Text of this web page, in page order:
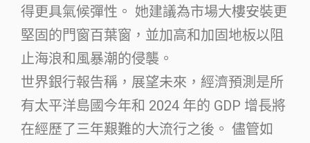
得更具氣候彈性。 她建議為市場大樓安裝更
堅固的門窗百葉窗，並加高和加固地板以阻
止海浪和風暴潮的侵襲。
世界銀行報告稱，展望未來，經濟預測是所
有太平洋島國今年和 2024 年的 GDP 增長將
在經歷了三年艱難的大流行之後。 儘管如